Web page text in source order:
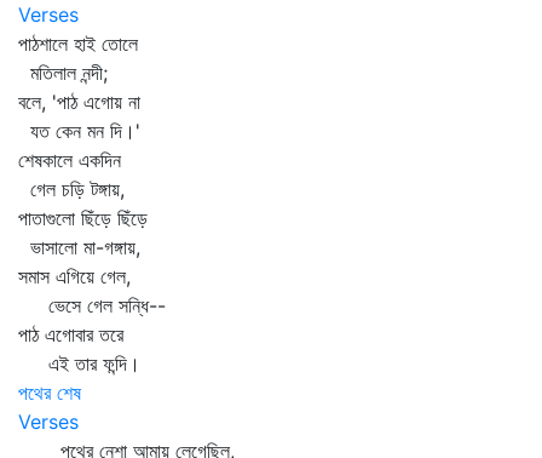
Verses
পাঠশালে হাই তোলে
মতিলাল নন্দী;
বলে, 'পাঠ এগোয় না
যত কেন মন দি।'
শেষকালে একদিন
গেল চড়ি টঙ্গায়,
পাতাগুলো ছিঁড়ে ছিঁড়ে
ভাসালো মা-গঙ্গায়,
সমাস এগিয়ে গেল,
ভেসে গেল সন্ধি--
পাঠ এগোবার তরে
এই তার ফন্দি।
পথের শেষ
Verses
পথের নেশা আমায় লেগেছিল,